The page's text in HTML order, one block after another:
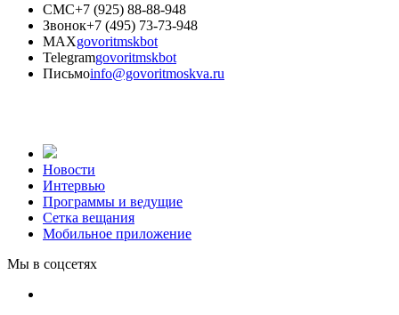
СМС+7 (925) 88-88-948
Звонок+7 (495) 73-73-948
MAXgovoritmskbot
Telegramgovoritmskbot
Письмоinfo@govoritmoskva.ru
Новости
Интервью
Программы и ведущие
Сетка вещания
Мобильное приложение
Мы в соцсетях